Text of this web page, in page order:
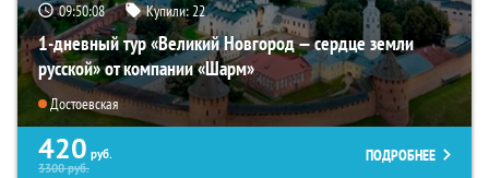
09:50:07 Купили:22
1-дневный тур «Великий Новгород — сердце земли
русской» от компании «Шарм»
Достоевская
420 руб.
3300руб.
ПОДРОБНЕЕ